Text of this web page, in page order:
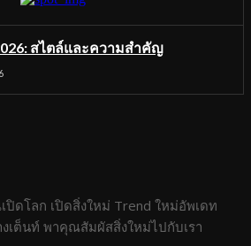
สไตล์และความสำคัญ
ดโลก เปิดสิ่งใหม่ Trend ใหม่อัพเดท
เต็นท์ พาคุณสัมผัสสิ่งใหม่ไปกับเรา